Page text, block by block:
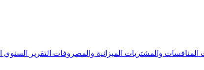
المنافسات والمشتريات الميزانية والمصروفات التقرير السنوي